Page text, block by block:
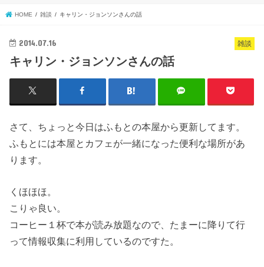
HOME 雑談 キャリン・ジョンソンさんの話
雑談
2014.07.16
キャリン・ジョンソンさんの話
さて、ちょっと今日はふもとの本屋から更新してます。
ふもとには本屋とカフェが一緒になった便利な場所があ
ります。
くほほほ。
こりゃ良い。
コーヒー１杯で本が読み放題なので、たまーに降りて行
って情報収集に利用しているのですた。